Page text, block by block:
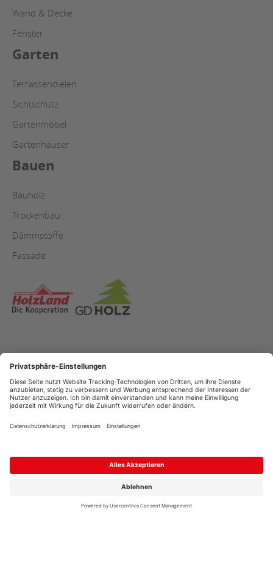
Wand & Decke
Fenster
Garten
Terrassendielen
Sichtschutz
Gartenmöbel
Gartenhäuser
Bauen
Bauholz
Trockenbau
Dämmstoffe
Fassade
AGB
Datenschutz
Impressum
Streitschlichtung